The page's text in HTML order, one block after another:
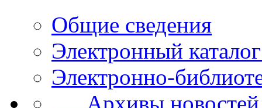
Общие сведения
Электронный
Электронно-